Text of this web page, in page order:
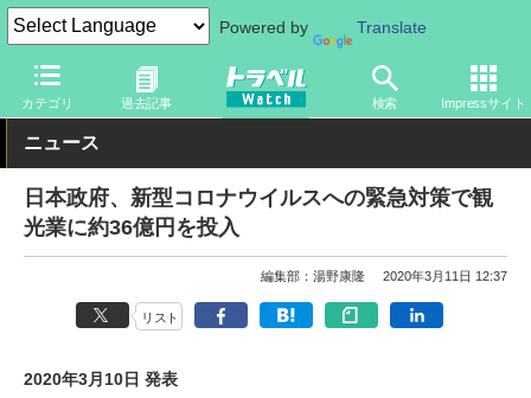
Powered by Translate
カテゴリ 過去記事 検索 Impressサイト
トラベル Watch 企業・政府・官庁 政府・官庁 観光庁
ニュース
日本政府、新型コロナウイルスへの緊急対策で観
光業に約36億円を投入
編集部：湯野康隆 2020年3月11日 12:37
リスト
2020年3月10日 発表